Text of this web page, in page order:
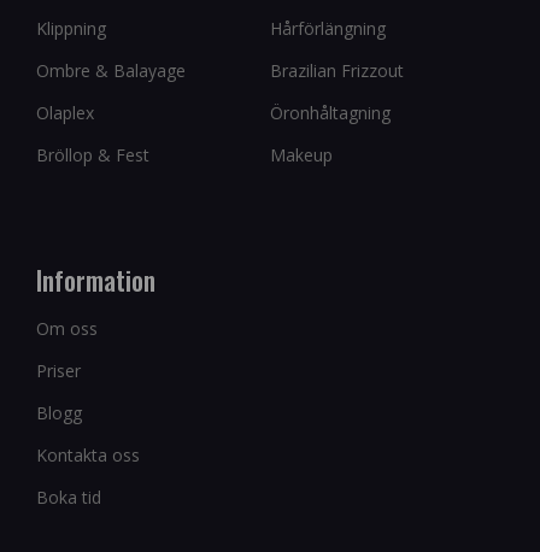
Klippning
Hårförlängning
Ombre & Balayage
Brazilian Frizzout
Olaplex
Öronhåltagning
Bröllop & Fest
Makeup
Information
Om oss
Priser
Blogg
Kontakta oss
Boka tid